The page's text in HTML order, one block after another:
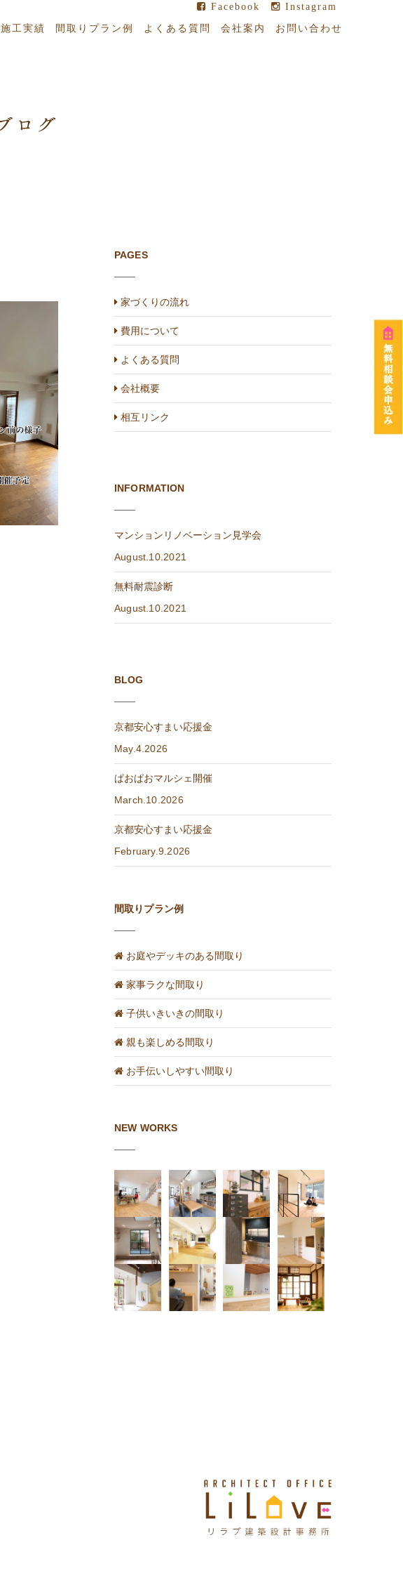
施工実績 間取りプラン例 よくある質問 会社案内 お問い合わせ
Facebook Instagram
PAGES
家づくりの流れ
費用について
よくある質問
会社概要
相互リンク
INFORMATION
マンションリノベーション見学会
August.10.2021
無料耐震診断
August.10.2021
BLOG
京都安心すまい応援金
May.4.2026
ぱおぱおマルシェ開催
March.10.2026
京都安心すまい応援金
February.9.2026
間取りプラン例
お庭やデッキのある間取り
家事ラクな間取り
子供いきいきの間取り
親も楽しめる間取り
お手伝いしやすい間取り
NEW WORKS